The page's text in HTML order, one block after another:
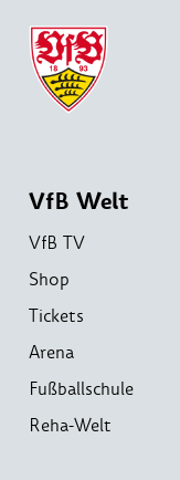
VfB Welt
VfB TV
Shop
Tickets
Arena
Fußballschule
Reha-Welt